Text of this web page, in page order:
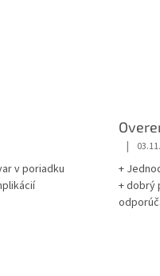
v poriadku
|
+
+ dobrý